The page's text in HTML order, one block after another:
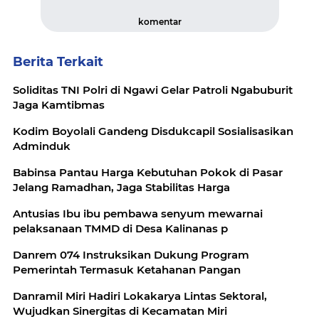
komentar
Berita Terkait
Soliditas TNI Polri di Ngawi Gelar Patroli Ngabuburit
Jaga Kamtibmas
Kodim Boyolali Gandeng Disdukcapil Sosialisasikan
Adminduk
Babinsa Pantau Harga Kebutuhan Pokok di Pasar
Jelang Ramadhan, Jaga Stabilitas Harga
Antusias Ibu ibu pembawa senyum mewarnai
pelaksanaan TMMD di Desa Kalinanas p
Danrem 074 Instruksikan Dukung Program
Pemerintah Termasuk Ketahanan Pangan
Danramil Miri Hadiri Lokakarya Lintas Sektoral,
Wujudkan Sinergitas di Kecamatan Miri